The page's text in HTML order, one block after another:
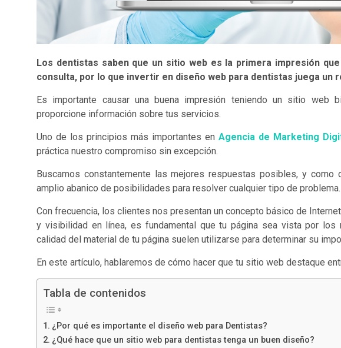
Los dentistas saben que un sitio web es la primera impresión
consulta, por lo que invertir en diseño web para dentistas juega un
Es importante causar una buena impresión teniendo un sitio web
proporcione información sobre tus servicios.
Uno de los principios más importantes en Agencia de Marketing
práctica nuestro compromiso sin excepción.
Buscamos constantemente las mejores respuestas posibles, y como
amplio abanico de posibilidades para resolver cualquier tipo de problema.
Con frecuencia, los clientes nos presentan un concepto básico de
y visibilidad en línea, es fundamental que tu página sea vista por los
calidad del material de tu página suelen utilizarse para determinar su
En este artículo, hablaremos de cómo hacer que tu sitio web destaque
Tabla de contenidos
¿Por qué es importante el diseño web para Dentistas?
¿Qué hace que un sitio web para dentistas tenga un buen diseño?